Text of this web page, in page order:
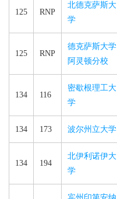
125 RNP
北德克萨斯大
学
125 RNP
德克萨斯大学
阿灵顿分校
134 116
密歇根理工大
学
134 173 波尔州立大学
134 194
北伊利诺伊大
学